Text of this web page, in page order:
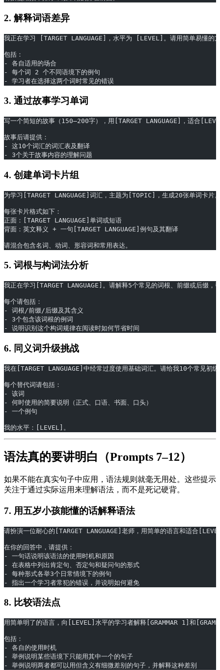
2. 解释词语差异
我正在学习 [TARGET LANGUAGE]，水平为 [LEVEL]。请用简单易懂
包括：
- 各自适用的场合
- 每个词 2 个不同语境下的例句
- 学习者在选择这两个词时常见的错误
3. 通过故事学习单词
写一个简短的故事（150–200字），用[TARGET LANGUAGE]，适合
故事后请提供：
- 这10个词汇的词汇表及翻译
- 3个关于故事内容的理解问题
4. 创建单词卡片组
为学习[TARGET LANGUAGE]词汇，主题为[TOPIC]，生成20张单词卡片
每张卡片格式如下：
正面：[TARGET LANGUAGE]单词或短语
背面：英文释义 + 一句[TARGET LANGUAGE]例句及其翻译
请混合包含名词、动词、形容词和常用表达。
5. 词根与构词法分析
我正在学习[TARGET LANGUAGE]。请解释5个常见的词根、前缀或后缀，
每个请包括：
- 词根/前缀/后缀及其含义
- 3个包含该词根的例词
- 说明识别这个构词规律在阅读时如何节省时间
6. 同义词升级挑战
我在[TARGET LANGUAGE]中经常过度使用基础词汇。请给我10个常见初
每个替代词请包括：
- 该词
- 何时使用的简要说明（正式、口语、书面、口头）
- 一个例句
我的水平：[LEVEL]。
语法真的要讲明白（Prompts 7–12）
如果不能在真实句子中应用，语法规则就毫无用处。这些提示
关注于通过实际运用来理解语法，而不是死记硬背。
7. 用五岁小孩能懂的话解释语法
请扮演一位耐心的[TARGET LANGUAGE]老师，用简单的语言和适合
在你的回答中，请提供：
- 一句话说明该语法的使用时机和原因
- 在表格中列出肯定句、否定句和疑问句的形式
- 每种形式各举3个日常情境下的例句
- 指出一个学习者常犯的错误，并说明如何避免
8. 比较语法点
用简单明了的语言，向[LEVEL]水平的学习者解释[GRAMMAR 1]和
包括：
- 各自的使用时机
- 举例说明某些语境下只能用其中一个的句子
- 举例说明两者都可以用但含义有细微差别的句子，并解释这种差别